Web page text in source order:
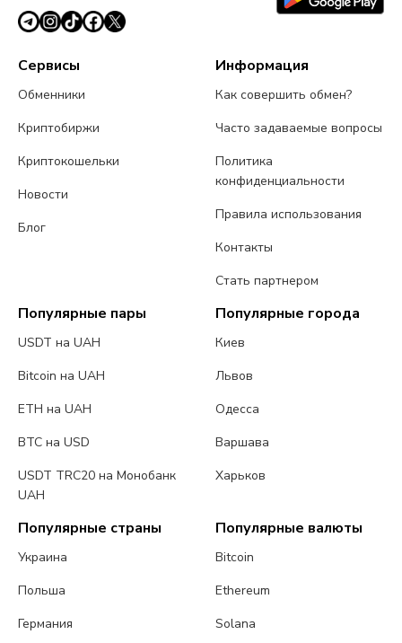
Сервисы
Обменники
Криптобиржи
Криптокошельки
Новости
Блог
Информация
Как совершить обмен?
Часто задаваемые вопросы
Политика
конфиденциальности
Правила использования
Контакты
Стать партнером
Популярные пары
USDT на UAH
Bitcoin на UAH
ETH на UAH
BTC на USD
USDT TRC20 на Монобанк
UAH
Популярные города
Киев
Львов
Одесса
Варшава
Харьков
Популярные страны
Украина
Польша
Германия
Популярные валюты
Bitcoin
Ethereum
Solana